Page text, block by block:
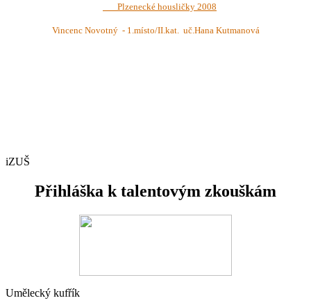
Plzenecké housličky 2008
Vincenc Novotný - 1.místo/II.kat. uč.Hana Kutmanová
iZUŠ
Přihláška k talentovým zkouškám
Umělecký kufřík